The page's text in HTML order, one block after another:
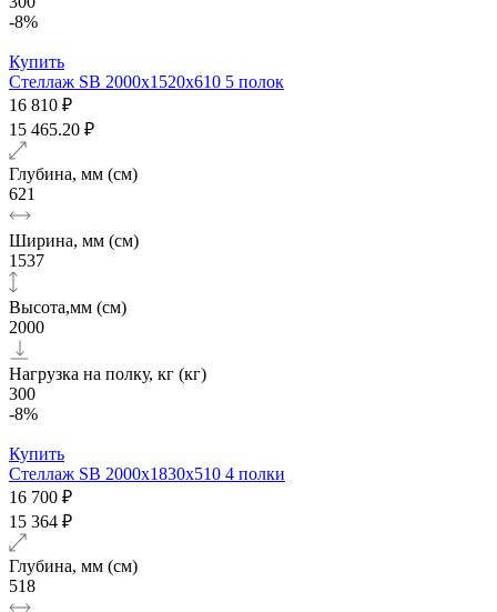
-8%
Купить
Стеллаж SB 2000х1520x610 5 полок
16 810 ₽
15 465.20 ₽
Глубина, мм (см)
621
Ширина, мм (см)
1537
Высота,мм (см)
2000
Нагрузка на полку, кг (кг)
300
-8%
Купить
Стеллаж SB 2000х1830x510 4 полки
16 700 ₽
15 364 ₽
Глубина, мм (см)
518